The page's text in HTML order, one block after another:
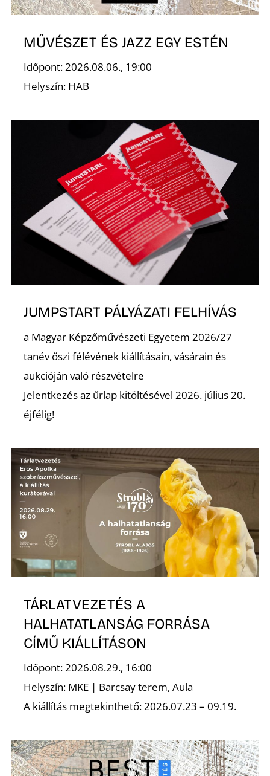
MŰVÉSZET ÉS JAZZ EGY ESTÉN
Időpont: 2026.08.06., 19:00
Helyszín: HAB
JUMPSTART PÁLYÁZATI FELHÍVÁS
a Magyar Képzőművészeti Egyetem 2026/27
tanév őszi félévének kiállításain, vásárain és
aukcióján való részvételre
Jelentkezés az űrlap kitöltésével 2026. július 20.
éjfélig!
TÁRLATVEZETÉS A
HALHATATLANSÁG FORRÁSA
CÍMŰ KIÁLLÍTÁSON
Időpont: 2026.08.29., 16:00
Helyszín: MKE | Barcsay terem, Aula
A kiállítás megtekinthető: 2026.07.23 – 09.19.